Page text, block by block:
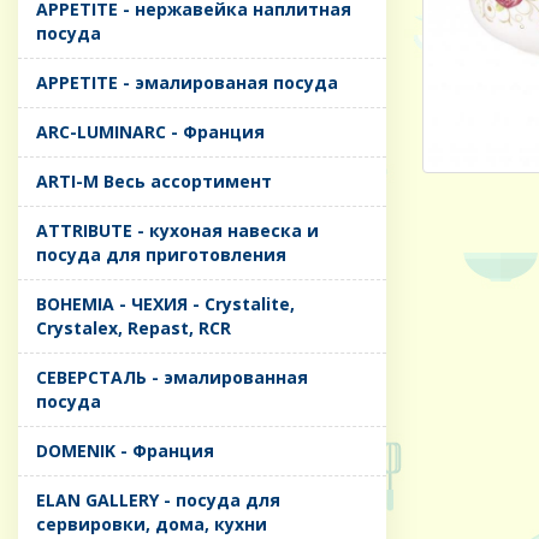
APPETITE - нержавейка наплитная
посуда
APPETITE - эмалированая посуда
ARC-LUMINARC - Франция
ARTI-M Весь ассортимент
ATTRIBUTE - кухоная навеска и
посуда для приготовления
BOHEMIA - ЧЕХИЯ - Crystalite,
Crystalex, Repast, RCR
CЕВЕРСТАЛЬ - эмалированная
посуда
DOMENIK - Франция
ELAN GALLERY - посуда для
сервировки, дома, кухни